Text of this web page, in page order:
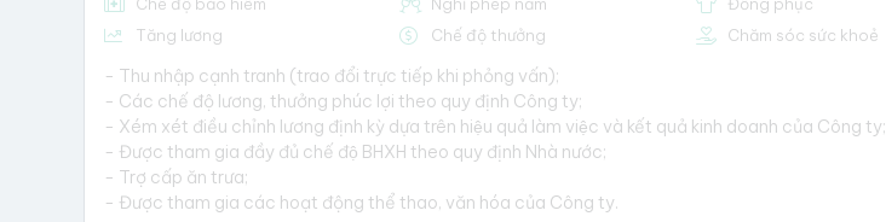
Tăng lương
Chế độ thưởng Chăm sóc sức khoẻ
- Thu nhập cạnh tranh (trao đổi trực tiếp khi phỏng vấn);
- Các chế độ lương, thưởng phúc lợi theo quy định Công ty;
- Xém xét điều chỉnh lương định kỳ dựa trên hiệu quả làm việc và kết quả kinh doanh của Công ty;
- Được tham gia đầy đủ chế độ BHXH theo quy định Nhà nước;
- Trợ cấp ăn trưa;
- Được tham gia các hoạt động thể thao, văn hóa của Công ty.